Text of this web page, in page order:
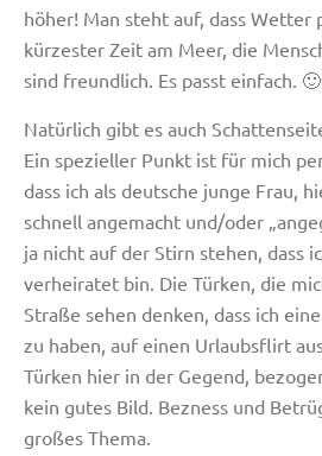
höher! Man steht auf, dass Wetter
kürzester Zeit am Meer, die
sind freundlich. Es passt einfach. 🙂
Natürlich gibt es auch
Ein spezieller Punkt ist für mich
dass ich als deutsche junge Frau,
schnell angemacht und/oder
ja nicht auf der Stirn stehen, dass
verheiratet bin. Die Türken, die
Straße sehen denken, dass ich
zu haben, auf einen Urlaubsflirt
Türken hier in der Gegend,
kein gutes Bild. Bezness und
großes Thema.